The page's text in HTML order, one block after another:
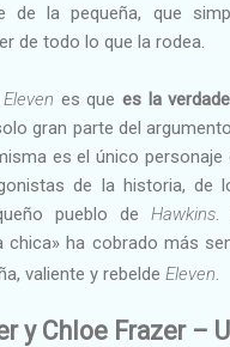
de la pequeña, que
de todo lo que la rodea.
Eleven es que es la
gran parte del
es el único personaje
de la historia, de
pueblo de Hawkins.
chica» ha cobrado más
valiente y rebelde Eleven.
y Chloe Frazer –